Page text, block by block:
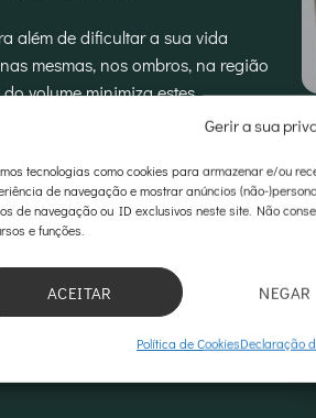
Gerir a sua
tecnologias como cookies para armazenar e/ou
de navegação e mostrar anúncios (não-
de navegação ou ID exclusivos neste site. Não
e funções.
ACEITAR NEGAR
Política de CookiesDeclaração
além de dificultar a sua vida
mesmas, nos ombros, na região
volume minimiza estes
a melhorar a aparência geral e a